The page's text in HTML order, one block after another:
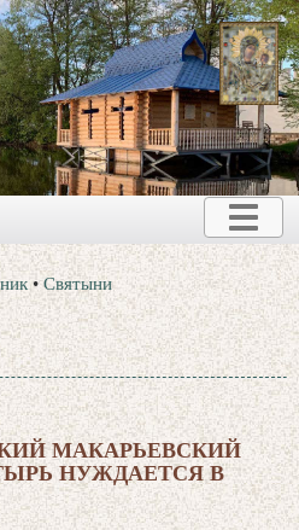
•Святыни
МАКАРЬЕВСКИЙ
НУЖДАЕТСЯ В